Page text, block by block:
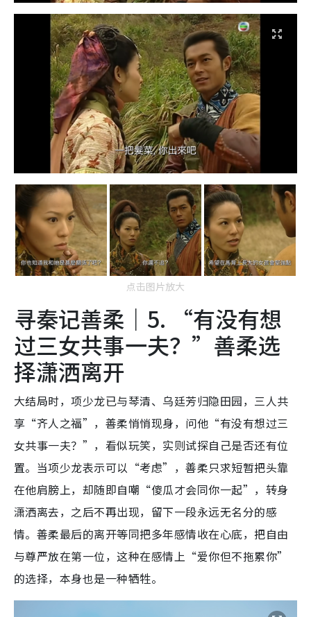
点击图片放大
寻秦记善柔｜5. “有没有想
过三女共事一夫？”善柔选
择潇洒离开
大结局时，项少龙已与琴清、乌廷芳归隐田园，三人共
享“齐人之福”，善柔悄悄现身，问他“有没有想过三
女共事一夫？”，看似玩笑，实则试探自己是否还有位
置。当项少龙表示可以“考虑”，善柔只求短暂把头靠
在他肩膀上，却随即自嘲“傻瓜才会同你一起”，转身
潇洒离去，之后不再出现，留下一段永远无名分的感
情。善柔最后的离开等同把多年感情收在心底，把自由
与尊严放在第一位，这种在感情上“爱你但不拖累你”
的选择，本身也是一种牺牲。